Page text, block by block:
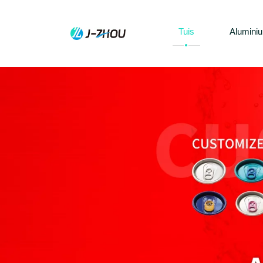
Tuis